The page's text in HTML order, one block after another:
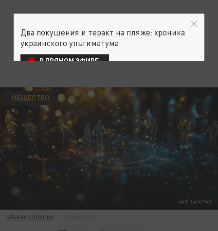
ФОТО: ЦАРЬГРАД
ОБЩЕСТВО
УЛЬЯНА БЛОКОВА
Два покушения и теракт на пляже: хроника
украинского ультиматума
В ПРЯМОМ ЭФИРЕ: